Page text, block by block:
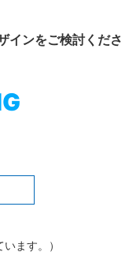
インをご検討くださ
ます。）